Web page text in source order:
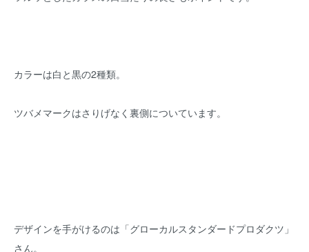
カラーは白と黒の2種類。
ツバメマークはさりげなく裏側についています。
デザインを手がけるのは「グローカルスタンダードプロダクツ」
さん。